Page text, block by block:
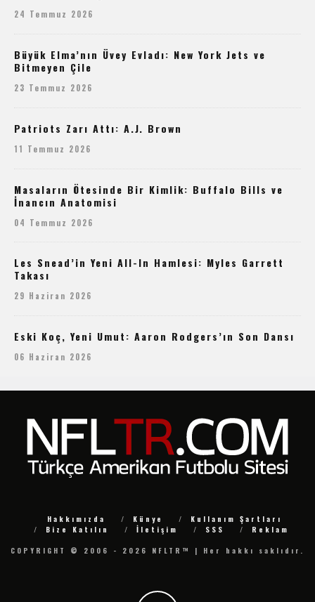
24 Temmuz 2026
Büyük Elma’nın Üvey Evladı: New York Jets ve
Bitmeyen Çile
23 Temmuz 2026
Patriots Zarı Attı: A.J. Brown
11 Temmuz 2026
Masaların Ötesinde Bir Kimlik: Buffalo Bills ve
İnancın Anatomisi
04 Temmuz 2026
Les Snead’in Yeni All-In Hamlesi: Myles Garrett
Takası
29 Haziran 2026
Eski Koç, Yeni Umut: Aaron Rodgers’ın Son Dansı
06 Haziran 2026
Hakkımızda Künye
Kullanım Şartları
Bize Katılın
İletişim SSS
Reklam
COPYRIGHT © 2006 - 2026 NFLTR™ | Her hakkı saklıdır.